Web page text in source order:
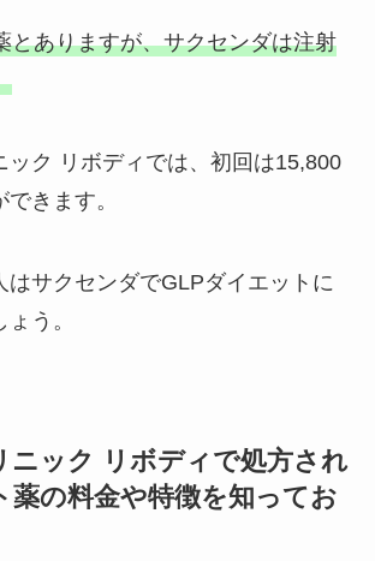
とありますが、サクセンダは注射
ック リボディでは、初回は15,800
きます。
はサクセンダでGLPダイエットに
う。
ニック リボディで処方され
薬の料金や特徴を知ってお